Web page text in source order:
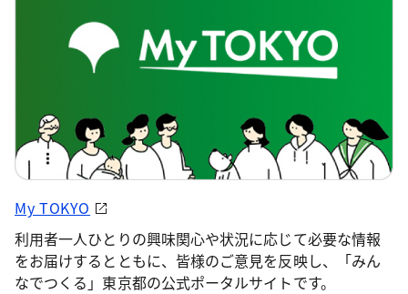
My TOKYO
利用者一人ひとりの興味関心や状況に応じて必要な情報
をお届けするとともに、皆様のご意見を反映し、「みん
なでつくる」東京都の公式ポータルサイトです。